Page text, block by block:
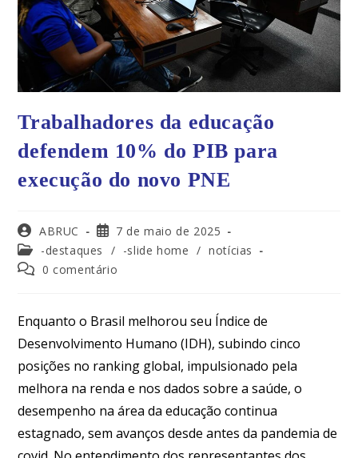
Trabalhadores da educação
defendem 10% do PIB para
execução do novo PNE
ABRUC
7 de maio de 2025
-destaques
/ -slide home / notícias
0 comentário
Enquanto o Brasil melhorou seu Índice de
Desenvolvimento Humano (IDH), subindo cinco
posições no ranking global, impulsionado pela
melhora na renda e nos dados sobre a saúde, o
desempenho na área da educação continua
estagnado, sem avanços desde antes da pandemia de